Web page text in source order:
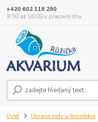
+420 602 118 290
9:00 až 16:00 v pracovní dny
Úvod Úprava vody a desinfekce